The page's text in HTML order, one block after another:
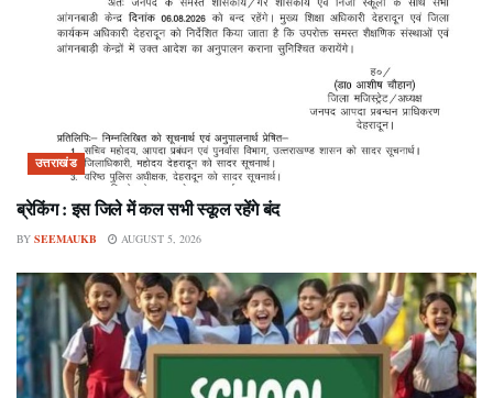
उत्तराखंड
ब्रेकिंग : इस जिले में कल सभी स्कूल रहेंगे बंद
BY SEEMAUKB AUGUST 5, 2026